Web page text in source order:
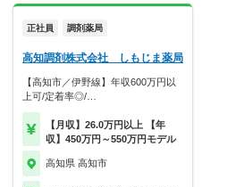
正社員 調剤薬局
高知調剤株式会社 しもじま薬局
【高知市／伊野線】年収600万円以
上可/定着率◎/…
【月収】26.0万円以上 【年
収】450万円～550万円モデル
高知県 高知市